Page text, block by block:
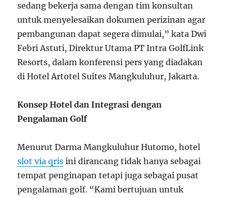
sedang bekerja sama dengan tim konsultan
untuk menyelesaikan dokumen perizinan agar
pembangunan dapat segera dimulai,” kata Dwi
Febri Astuti, Direktur Utama PT Intra GolfLink
Resorts, dalam konferensi pers yang diadakan
di Hotel Artotel Suites Mangkuluhur, Jakarta.
Konsep Hotel dan Integrasi dengan
Pengalaman Golf
Menurut Darma Mangkuluhur Hutomo, hotel
slot via qris ini dirancang tidak hanya sebagai
tempat penginapan tetapi juga sebagai pusat
pengalaman golf. “Kami bertujuan untuk